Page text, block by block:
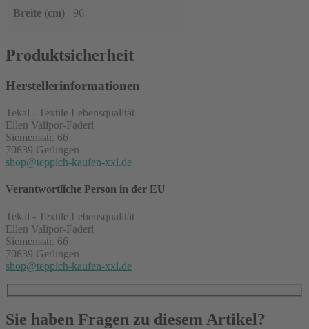
Breite (cm) 96
Produktsicherheit
Herstellerinformationen
Tekal - Textile Lebensqualität
Ellen Valipor-Faderl
Siemensstr. 66
70839 Gerlingen
shop@teppich-kaufen-xxl.de
Verantwortliche Person in der EU
Tekal - Textile Lebensqualität
Ellen Valipor-Faderl
Siemensstr. 66
70839 Gerlingen
shop@teppich-kaufen-xxl.de
Sie haben Fragen zu diesem Artikel?